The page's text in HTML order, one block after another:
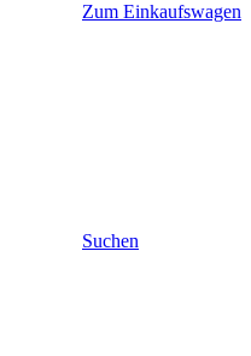
Zum Einkaufswagen
Suchen